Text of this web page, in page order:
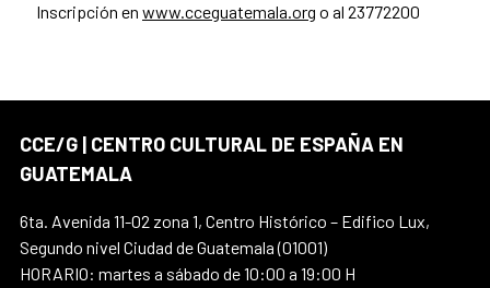
Inscripción en www.cceguatemala.org o al 23772200
CCE/G | CENTRO CULTURAL DE ESPAÑA EN
GUATEMALA
6ta. Avenida 11-02 zona 1, Centro Histórico – Edifico Lux,
Segundo nivel Ciudad de Guatemala (01001)
HORARIO: martes a sábado de 10:00 a 19:00 H